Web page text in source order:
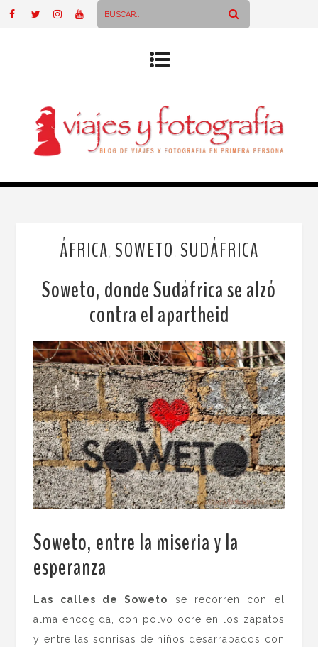
ÁFRICA SOWETO SUDÁFRICA
Soweto, donde Sudáfrica se alzó
contra el apartheid
Soweto, entre la miseria y la
esperanza
Las calles de Soweto se recorren con el
alma encogida, con polvo ocre en los zapatos
y entre las sonrisas de niños desarrapados con